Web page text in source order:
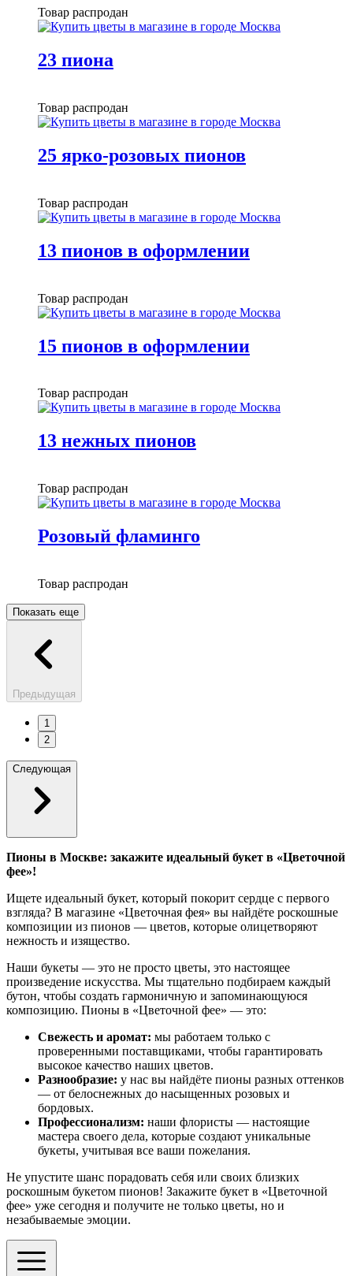
Товар распродан
23 пиона
Товар распродан
25 ярко-розовых пионов
Товар распродан
13 пионов в оформлении
Товар распродан
15 пионов в оформлении
Товар распродан
13 нежных пионов
Товар распродан
Розовый фламинго
Товар распродан
Показать еще
Предыдущая
1
2
Следующая
Пионы в Москве: закажите идеальный букет в «Цветочной
фее»!
Ищете идеальный букет, который покорит сердце с первого
взгляда? В магазине «Цветочная фея» вы найдёте роскошные
композиции из пионов — цветов, которые олицетворяют
нежность и изящество.
Наши букеты — это не просто цветы, это настоящее
произведение искусства. Мы тщательно подбираем каждый
бутон, чтобы создать гармоничную и запоминающуюся
композицию. Пионы в «Цветочной фее» — это:
Свежесть и аромат: мы работаем только с
проверенными поставщиками, чтобы гарантировать
высокое качество наших цветов.
Разнообразие: у нас вы найдёте пионы разных оттенков
— от белоснежных до насыщенных розовых и
бордовых.
Профессионализм: наши флористы — настоящие
мастера своего дела, которые создают уникальные
букеты, учитывая все ваши пожелания.
Не упустите шанс порадовать себя или своих близких
роскошным букетом пионов! Закажите букет в «Цветочной
фее» уже сегодня и получите не только цветы, но и
незабываемые эмоции.